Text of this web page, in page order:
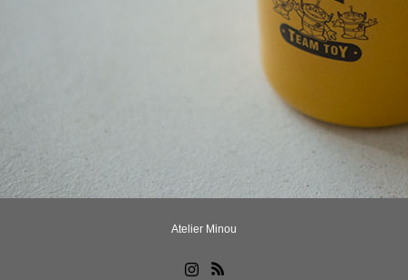
Atelier Minou